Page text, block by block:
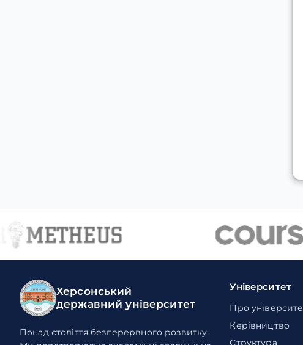
Херсонський
державний університет
Понад століття безперервного розвитку.
Університет
Про
Керівництво
Структура